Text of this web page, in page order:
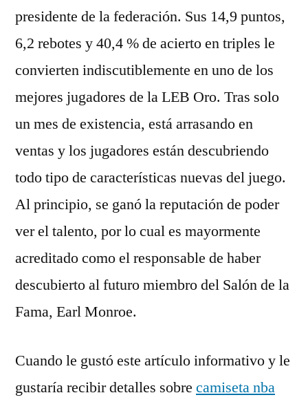
presidente de la federación. Sus 14,9 puntos,
6,2 rebotes y 40,4 % de acierto en triples le
convierten indiscutiblemente en uno de los
mejores jugadores de la LEB Oro. Tras solo
un mes de existencia, está arrasando en
ventas y los jugadores están descubriendo
todo tipo de características nuevas del juego.
Al principio, se ganó la reputación de poder
ver el talento, por lo cual es mayormente
acreditado como el responsable de haber
descubierto al futuro miembro del Salón de la
Fama, Earl Monroe.
Cuando le gustó este artículo informativo y le
gustaría recibir detalles sobre camiseta nba